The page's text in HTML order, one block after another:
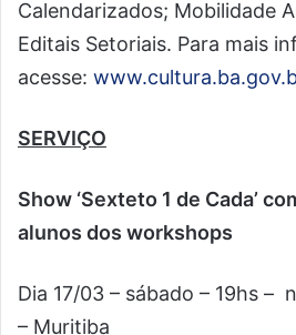
Calendarizados; Mobilidade
Editais Setoriais. Para mais
acesse:
SERVIÇO
Show ‘Sexteto 1 de Cada’
alunos dos workshops
Dia 17/03 – sábado – 19hs –
– Muritiba